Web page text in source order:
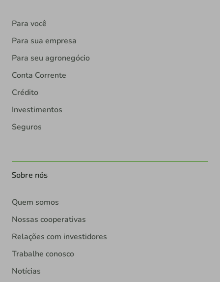
Para você
Para sua empresa
Para seu agronegócio
Conta Corrente
Crédito
Investimentos
Seguros
Sobre nós
Quem somos
Nossas cooperativas
Relações com investidores
Trabalhe conosco
Notícias